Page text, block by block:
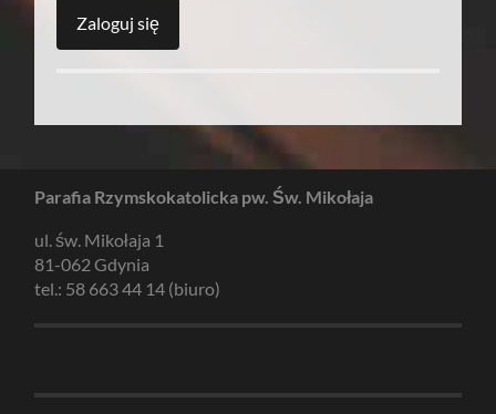
Parafia Rzymskokatolicka pw. Św. Mikołaja
ul. św. Mikołaja 1
81-062 Gdynia
tel.: 58 663 44 14 (biuro)